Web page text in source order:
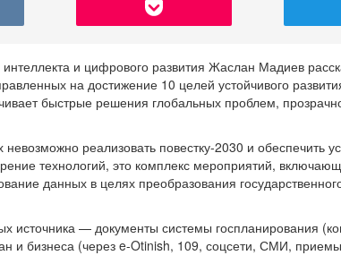
и цифрового развития Жаслан Мадиев
на достижение 10 целей устойчивого
быстрые решения глобальных проблем,
реализовать повестку-2030 и обеспечить
технологий, это комплекс мероприятий,
данных в целях преобразования
источника — документы системы госпланирования
и бизнеса (через e-Otinish, 109, соцсети, СМИ,